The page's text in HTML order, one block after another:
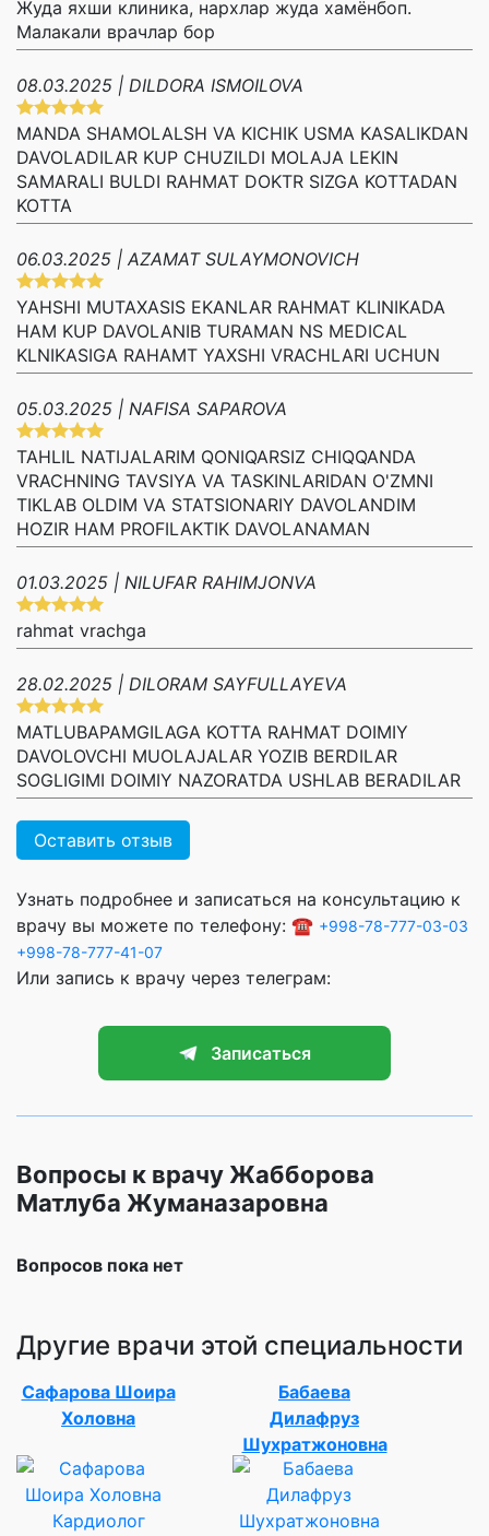
Жуда яхши клиника, нархлар жуда хамёнбоп.
Малакали врачлар бор
08.03.2025 | DILDORA ISMOILOVA
MANDA SHAMOLALSH VA KICHIK USMA KASALIKDAN
DAVOLADILAR KUP CHUZILDI MOLAJA LEKIN
SAMARALI BULDI RAHMAT DOKTR SIZGA KOTTADAN
KOTTA
06.03.2025 | AZAMAT SULAYMONOVICH
YAHSHI MUTAXASIS EKANLAR RAHMAT KLINIKADA
HAM KUP DAVOLANIB TURAMAN NS MEDICAL
KLNIKASIGA RAHAMT YAXSHI VRACHLARI UCHUN
05.03.2025 | NAFISA SAPAROVA
TAHLIL NATIJALARIM QONIQARSIZ CHIQQANDA
VRACHNING TAVSIYA VA TASKINLARIDAN O'ZMNI
TIKLAB OLDIM VA STATSIONARIY DAVOLANDIM
HOZIR HAM PROFILAKTIK DAVOLANAMAN
01.03.2025 | NILUFAR RAHIMJONVA
rahmat vrachga
28.02.2025 | DILORAM SAYFULLAYEVA
MATLUBAPAMGILAGA KOTTA RAHMAT DOIMIY
DAVOLOVCHI MUOLAJALAR YOZIB BERDILAR
SOGLIGIMI DOIMIY NAZORATDA USHLAB BERADILAR
Оставить отзыв
Узнать подробнее и записаться на консультацию к
врачу вы можете по телефону: ☎️ +998-78-777-03-03
+998-78-777-41-07
Или запись к врачу через телеграм:
Записаться
Вопросы к врачу Жабборова
Матлуба Жуманазаровна
Вопросов пока нет
Другие врачи этой специальности
Сафарова Шоира
Холовна
Кардиолог
Бабаева
Дилафруз
Шухратжоновна